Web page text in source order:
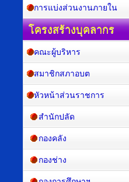
การแบ่งส่วนงานภายใน
โครงสร้างบุคลากร
คณะผู้บริหาร
สมาชิกสภาอบต
หัวหน้าส่วนราชการ
สำนักปลัด
กองคลัง
กองช่าง